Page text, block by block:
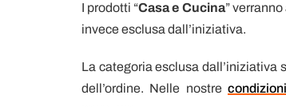
I prodotti “Casa e Cucina”
invece esclusa dall’iniziativa.
La categoria esclusa dall’iniziativa
dell’ordine. Nelle nostre